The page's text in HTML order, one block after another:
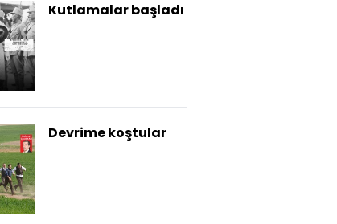
Kutlamalar başladı
Devrime koştular